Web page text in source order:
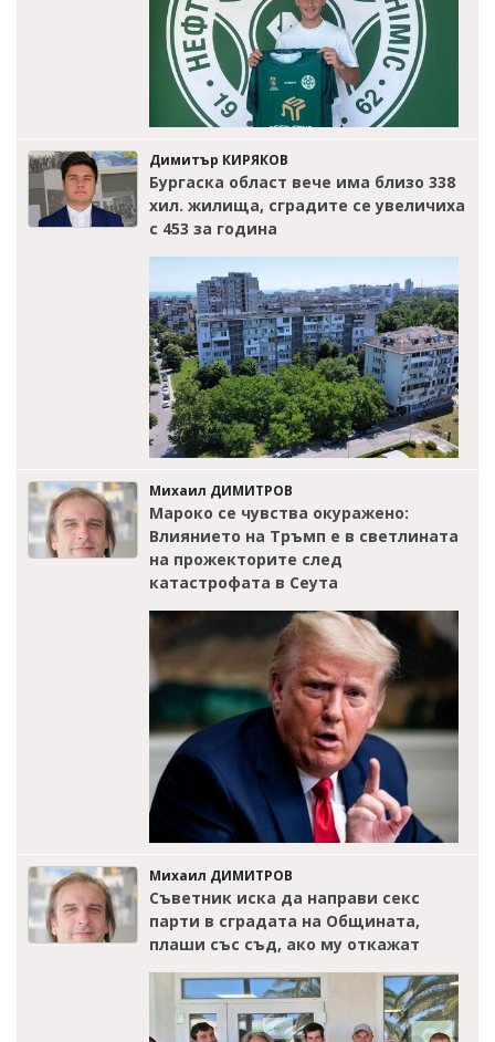
Димитър КИРЯКОВ
Бургаска област вече има близо 338
хил. жилища, сградите се увеличиха
с 453 за година
Михаил ДИМИТРОВ
Мароко се чувства окуражено:
Влиянието на Тръмп е в светлината
на прожекторите след
катастрофата в Сеута
Михаил ДИМИТРОВ
Съветник иска да направи секс
парти в сградата на Общината,
плаши със съд, ако му откажат